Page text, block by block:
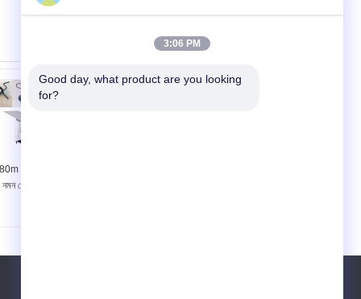
80m / মিনিট 59KW ওয়াইন
নমন মেশিন এবং স্প্রিং প্রাক
3:06 PM
Good day, what product are you looking
for?